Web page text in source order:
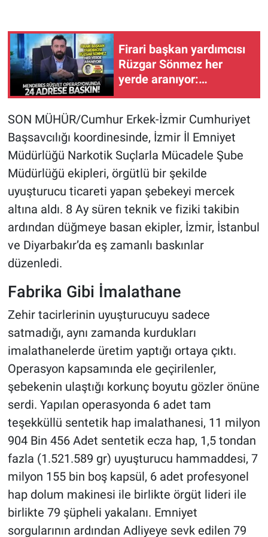
Firari başkan yardımcısı
Rüzgar Sönmez her
yerde aranıyor:
operasyonunda 24
adrese baskın!
SON MÜHÜR/Cumhur Erkek-İzmir Cumhuriyet
Başsavcılığı koordinesinde, İzmir İl Emniyet
Müdürlüğü Narkotik Suçlarla Mücadele Şube
Müdürlüğü ekipleri, örgütlü bir şekilde
uyuşturucu ticareti yapan şebekeyi mercek
altına aldı. 8 Ay süren teknik ve fiziki takibin
ardından düğmeye basan ekipler, İzmir, İstanbul
ve Diyarbakır’da eş zamanlı baskınlar
düzenledi.
Fabrika Gibi İmalathane
Zehir tacirlerinin uyuşturucuyu sadece
satmadığı, aynı zamanda kurdukları
imalathanelerde üretim yaptığı ortaya çıktı.
Operasyon kapsamında ele geçirilenler,
şebekenin ulaştığı korkunç boyutu gözler önüne
serdi. Yapılan operasyonda 6 adet tam
teşekküllü sentetik hap imalathanesi, 11 milyon
904 Bin 456 Adet sentetik ecza hap, 1,5 tondan
fazla (1.521.589 gr) uyuşturucu hammaddesi, 7
milyon 155 bin boş kapsül, 6 adet profesyonel
hap dolum makinesi ile birlikte örgüt lideri ile
birlikte 79 şüpheli yakalanı. Emniyet
sorgularının ardından Adliyeye sevk edilen 79